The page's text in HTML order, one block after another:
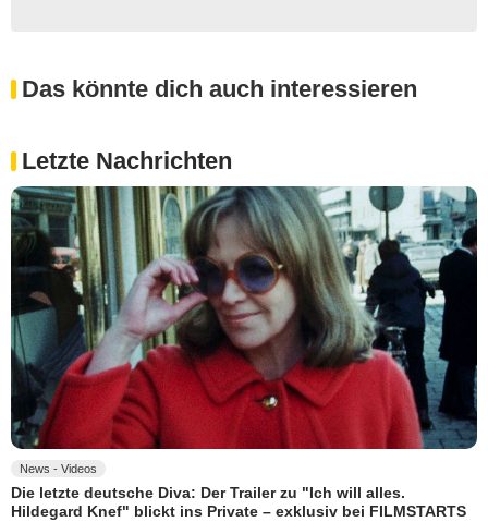
Das könnte dich auch interessieren
Letzte Nachrichten
News - Videos
Die letzte deutsche Diva: Der Trailer zu "Ich will alles.
Hildegard Knef" blickt ins Private – exklusiv bei FILMSTARTS